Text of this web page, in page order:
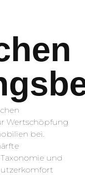
Wertschöpfung
bei.
und